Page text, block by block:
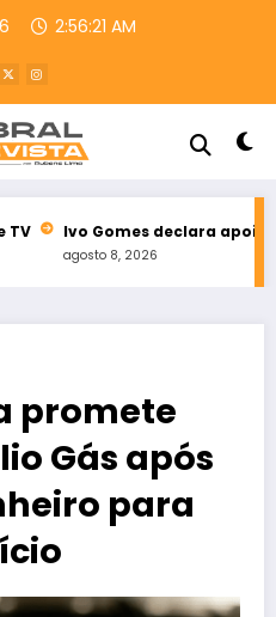
2:56:22 AM
declara apoio à reeleição
promete
Gás após
para